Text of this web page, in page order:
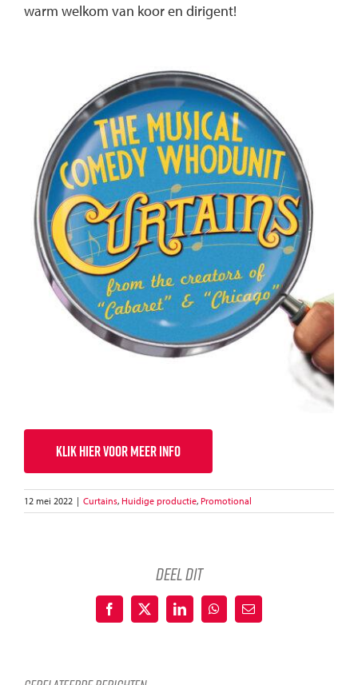
warm welkom van koor en dirigent!
KLIK HIER VOOR MEER INFO
12 mei 2022 | Curtains, Huidige productie, Promotional
deel dit
Facebook
X LinkedInWhatsApp
E-
mail